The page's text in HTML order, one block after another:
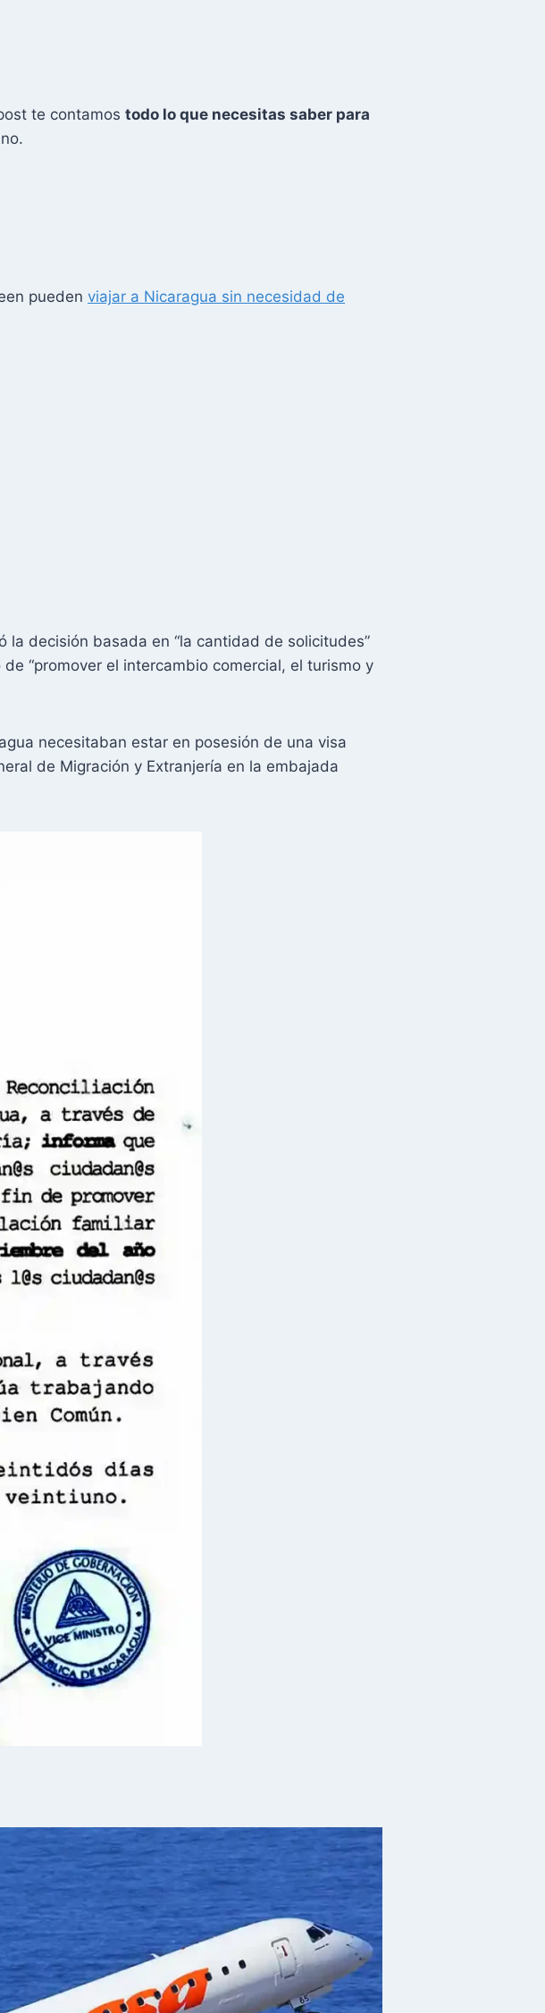
te contamos todo lo que necesitas saber para
pueden viajar a Nicaragua sin necesidad de
la decisión basada en “la cantidad de solicitudes”
“promover el intercambio comercial, el turismo y
necesitaban estar en posesión de una visa
de Migración y Extranjería en la embajada